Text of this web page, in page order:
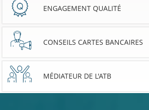
ENGAGEMENT QUALITÉ
CONSEILS CARTES BANCAIRES
MÉDIATEUR DE L'ATB